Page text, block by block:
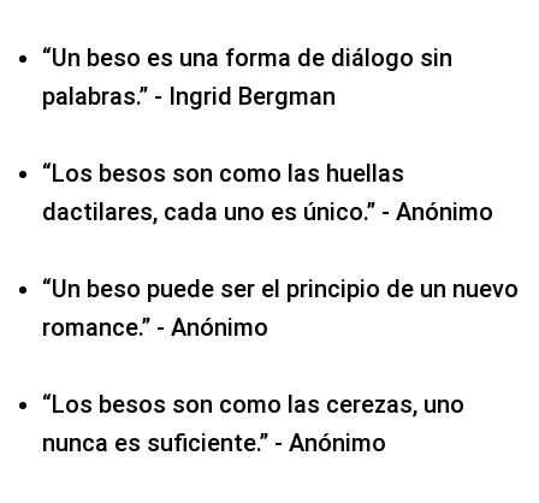
“Un beso es una forma de diálogo sin
palabras.” - Ingrid Bergman
“Los besos son como las huellas
dactilares, cada uno es único.” - Anónimo
“Un beso puede ser el principio de un nuevo
romance.” - Anónimo
“Los besos son como las cerezas, uno
nunca es suficiente.” - Anónimo